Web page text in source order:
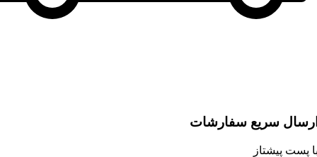
سریع سفارشات
پست پیشتاز